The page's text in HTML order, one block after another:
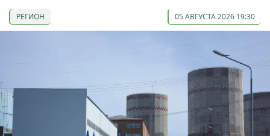
РЕГИОН 05 АВГУСТА 2026 19:30